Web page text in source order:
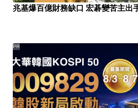
兆基爆百億財務缺口 宏碁變苦主出
PR